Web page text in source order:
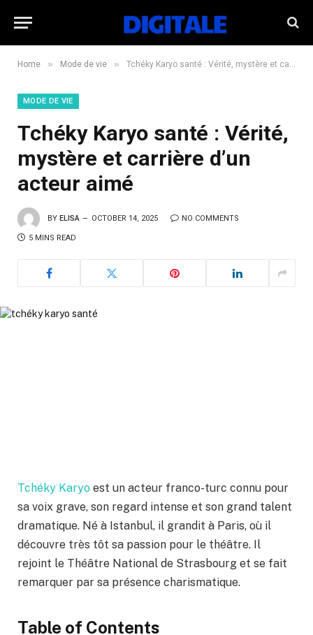
Home » Mode de vie » Tchéky Karyo santé : Vérité, mystère et carrière d’un acteur aimé
MODE DE VIE
Tchéky Karyo santé : Vérité,
mystère et carrière d’un
acteur aimé
BY ELISA OCTOBER 14, 2025 NO COMMENTS
5 MINS READ
Tchéky Karyo est un acteur franco-turc connu pour
sa voix grave, son regard intense et son grand talent
dramatique. Né à Istanbul, il grandit à Paris, où il
découvre très tôt sa passion pour le théâtre. Il
rejoint le Théâtre National de Strasbourg et se fait
remarquer par sa présence charismatique.
Table of Contents